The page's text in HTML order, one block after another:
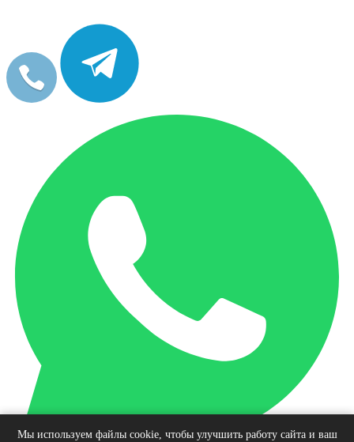
Мы используем файлы cookie, чтобы улучшить работу сайта и ваш